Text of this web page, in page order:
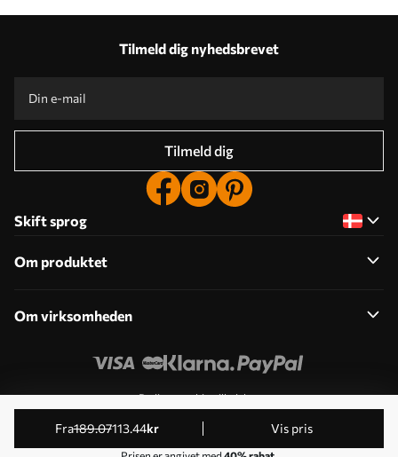
fra189.07113.44kr Vis pris
Tilmeld dig nyhedsbrevet
Tilmeld dig
Skift sprog
Om produktet
Om virksomheden
Rediger cookie-tilladelser
© 2011-2026 Uwalls . Alle rettigheder forbeholdes. Drives
af KLW Sp. z o.o. VAT ID: PL9223057591.